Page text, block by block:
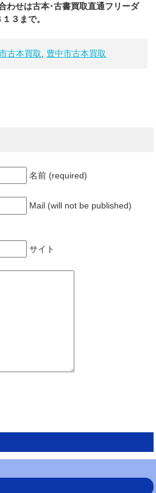
わせは古本･古書買取直通フリーダ
３まで。
古本買取 豊中市古本買取
名前 (required)
Mail (will not be published)
サイト